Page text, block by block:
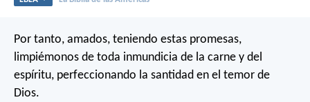
Por tanto, amados, teniendo estas promesas,
limpiémonos de toda inmundicia de la carne y del
espíritu, perfeccionando la santidad en el temor de
Dios.